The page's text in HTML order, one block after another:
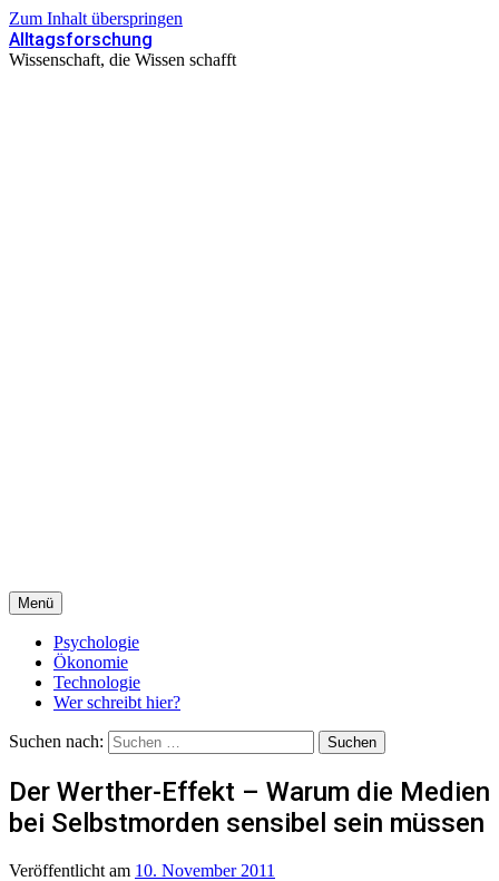
Zum Inhalt überspringen
Alltagsforschung
Wissenschaft, die Wissen schafft
Menü
Psychologie
Ökonomie
Technologie
Wer schreibt hier?
Suchen nach:
Der Werther-Effekt – Warum die Medien
bei Selbstmorden sensibel sein müssen
Veröffentlicht am 10. November 2011